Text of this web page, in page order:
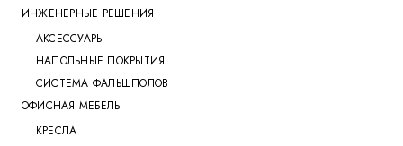
ИНЖЕНЕРНЫЕ РЕШЕНИЯ
АКСЕССУАРЫ
НАПОЛЬНЫЕ ПОКРЫТИЯ
СИСТЕМА ФАЛЬШПОЛОВ
ОФИСНАЯ МЕБЕЛЬ
КРЕСЛА